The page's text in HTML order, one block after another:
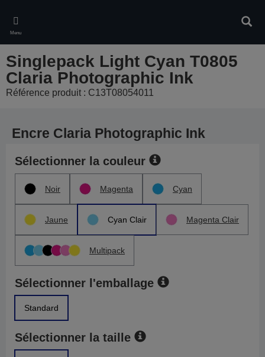
main
content
Menu
Singlepack Light Cyan T0805
Claria Photographic Ink
Référence produit : C13T08054011
Encre Claria Photographic Ink
Sélectionner la couleur
Noir Magenta Cyan
Jaune Cyan Clair Magenta Clair
Multipack
Sélectionner l'emballage
Standard
Sélectionner la taille